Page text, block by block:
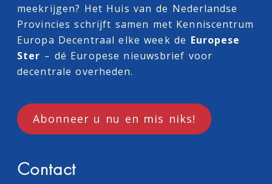
meekrijgen? Het Huis van de Nederlandse
Provincies schrijft samen met Kenniscentrum
Europa Decentraal elke week de Europese
Ster – dé Europese nieuwsbrief voor
decentrale overheden.
Abonneer u nu en mis niks!
Contact